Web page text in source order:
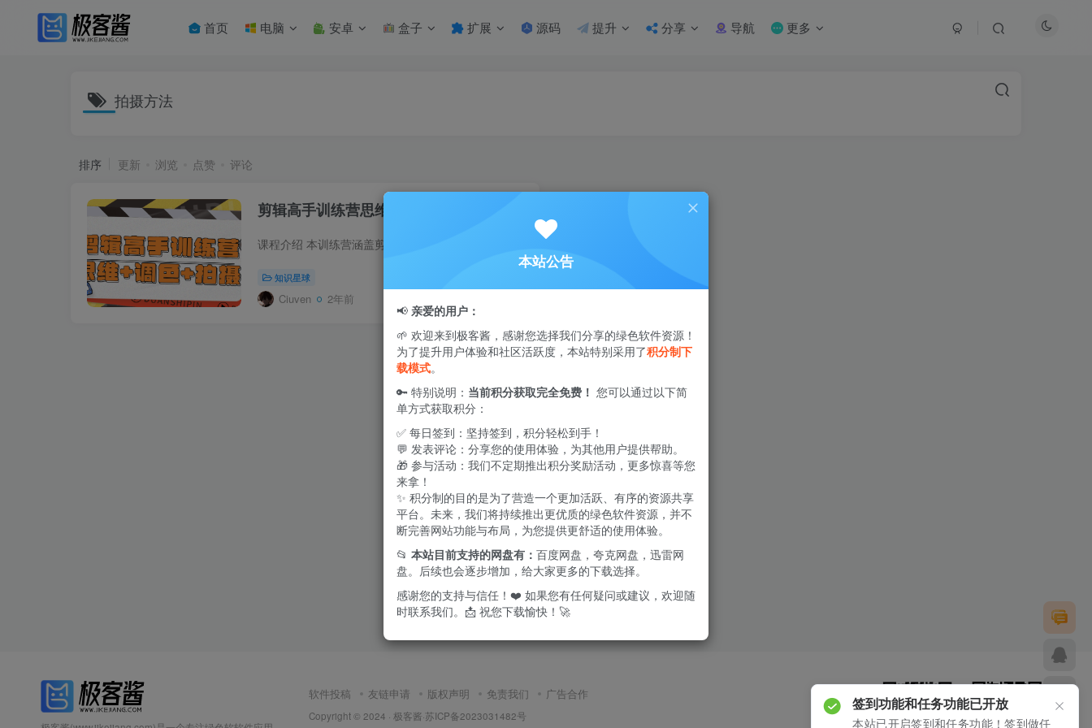
首页 电脑 安卓 盒子 扩展 源码 提升 分享 导航 更多
拍摄方法
排序 更新 浏览 点赞 评论
剪辑高手训练营思维+调色+拍摄
知识星球
Ciuven 2年前
软件投稿 友链申请 版权声明 免责我们 广告合作
Copyright © 2024 · 极客酱·苏ICP备2023031482号
本站公告
📢 亲爱的用户：
🌱 欢迎来到极客酱，感谢您选择我们分享的绿色软件资源！
为了提升用户体验和社区活跃度，本站特别采用了积分制下
载模式。
🔑 特别说明： 当前积分获取完全免费！ 您可以通过以下简
单方式获取积分：
✅ 每日签到：坚持签到，积分轻松到手！
💬 发表评论：分享您的使用体验，为其他用户提供帮助。
🎁 参与活动：我们不定期推出积分奖励活动，更多惊喜等您
来拿！
✨ 积分制的目的是为了营造一个更加活跃、有序的资源共享
平台。未来，我们将持续推出更优质的绿色软件资源，并不
断完善网站功能与布局，为您提供更舒适的使用体验。
📂 本站目前支持的网盘有： 百度网盘，夸克网盘，迅雷网
盘。后续也会逐步增加，给大家更多的下载选择。
感谢您的支持与信任！❤️ 如果您有任何疑问或建议，欢迎随
时联系我们。📩 祝您下载愉快！🚀
签到功能和任务功能已开放
本站已开启签到和任务功能！签到做任